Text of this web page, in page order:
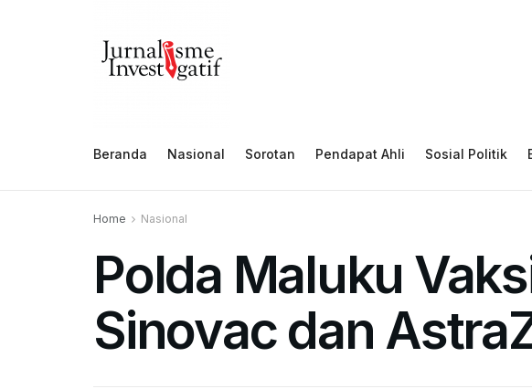
Beranda Nasional Sorotan Pendapat Ahli Sosial Politik
Home Nasional
Polda Maluku
Sinovac dan